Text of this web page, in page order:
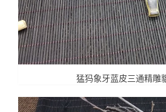
猛犸象牙蓝皮三通精雕